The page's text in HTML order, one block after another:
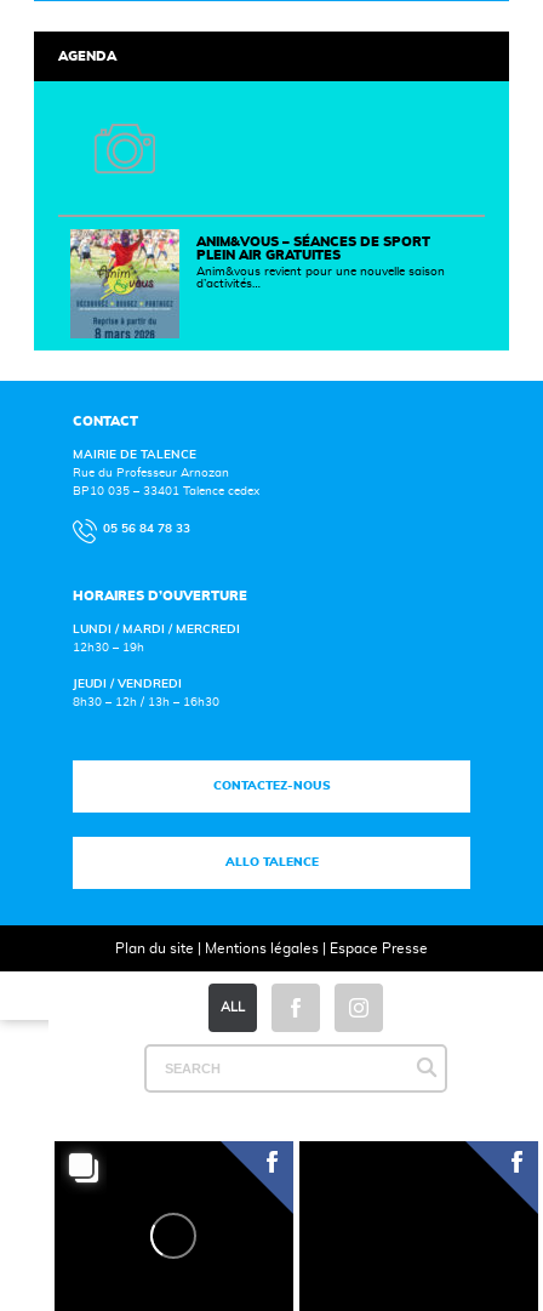
ALL
AGENDA
ANIM&VOUS – SÉANCES DE SPORT
PLEIN AIR GRATUITES
Anim&vous revient pour une nouvelle saison
d’activités…
CONTACT
MAIRIE DE TALENCE
Rue du Professeur Arnozan
BP10 035 – 33401 Talence cedex
05 56 84 78 33
HORAIRES D’OUVERTURE
LUNDI / MARDI / MERCREDI
12h30 – 19h
JEUDI / VENDREDI
8h30 – 12h / 13h – 16h30
CONTACTEZ-NOUS
ALLO TALENCE
Plan du site Mentions légales| Espace Presse